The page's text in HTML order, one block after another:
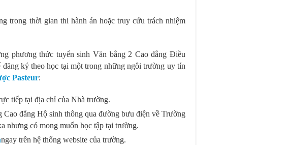
trong thời gian thi hành án hoặc truy cứu trách nhiệm
phương thức tuyển sinh Văn bằng 2 Cao đẳng Điều
ký theo học tại một trong những ngôi trường uy tín
Pasteur:
tiếp tại địa chỉ của Nhà trường.
đẳng Hộ sinh thông qua đường bưu điện về Trường
nhưng có mong muốn học tập tại trường.
ngay trên hệ thống website của trường.